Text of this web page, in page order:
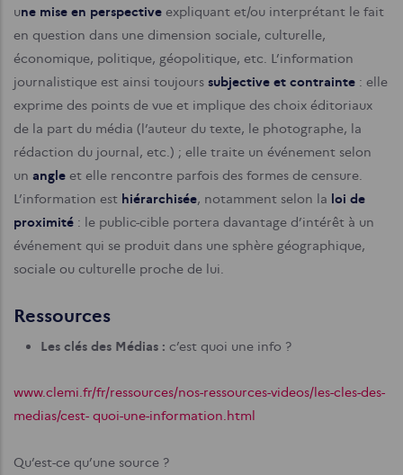
une mise en perspective expliquant et/ou interprétant le fait
en question dans une dimension sociale, culturelle,
économique, politique, géopolitique, etc. L’information
journalistique est ainsi toujours subjective et contrainte : elle
exprime des points de vue et implique des choix éditoriaux
de la part du média (l’auteur du texte, le photographe, la
rédaction du journal, etc.) ; elle traite un événement selon
un angle et elle rencontre parfois des formes de censure.
L’information est hiérarchisée, notamment selon la loi de
proximité : le public-cible portera davantage d’intérêt à un
événement qui se produit dans une sphère géographique,
sociale ou culturelle proche de lui.
Ressources
Les clés des Médias : c’est quoi une info ?
www.clemi.fr/fr/ressources/nos-ressources-videos/les-cles-des-
medias/cest- quoi-une-information.html
Qu’est-ce qu’une source ?